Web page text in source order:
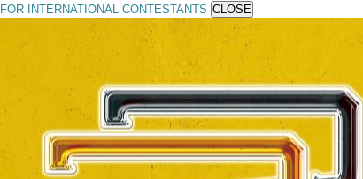
FOR INTERNATIONAL CONTESTANTS CLOSE